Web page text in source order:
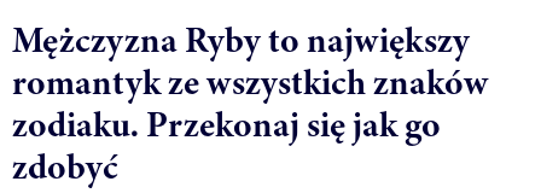
Mężczyzna Ryby to największy
romantyk ze wszystkich znaków
zodiaku. Przekonaj się jak go
zdobyć